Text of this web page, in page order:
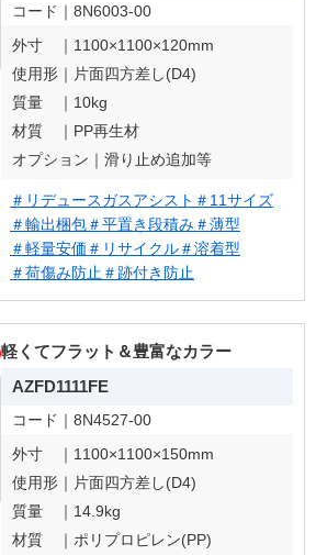
コード｜ 8N6003-00
外寸 ｜ 1100×1100×120mm
使用形｜ 片面四方差し(D4)
質量 ｜ 10kg
材質 ｜ PP再生材
オプション｜ 滑り止め追加等
＃リデュースガスアシスト ＃11サイズ
＃輸出梱包＃平置き段積み＃薄型
＃軽量安価 ＃リサイクル＃溶着型
＃荷傷み防止 ＃跡付き防止
軽くてフラット＆豊富なカラー
AZFD1111FE
コード｜ 8N4527-00
外寸 ｜ 1100×1100×150mm
使用形｜ 片面四方差し(D4)
質量 ｜ 14.9kg
材質 ｜ ポリプロピレン(PP)